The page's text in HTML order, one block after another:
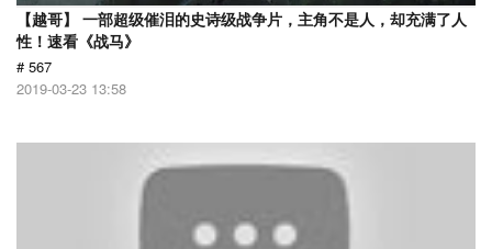
【越哥】 一部超级催泪的史诗级战争片，主角不是人，却充满了人
性！速看《战马》
# 567
2019-03-23 13:58